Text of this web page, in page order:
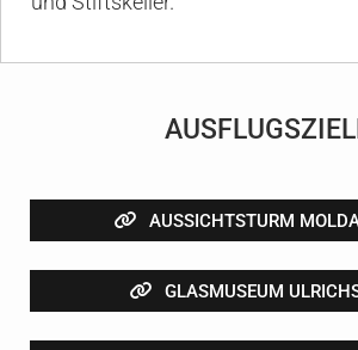
AUSSICHTSTURM
GLASMUSEUM